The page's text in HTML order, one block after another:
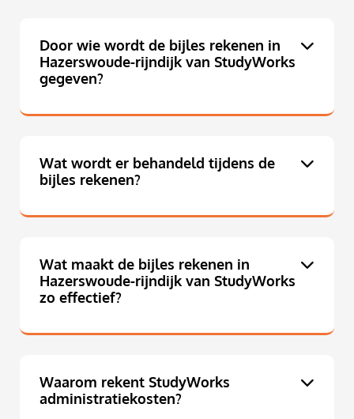
Door wie wordt de bijles rekenen in
Hazerswoude-rijndijk van StudyWorks
gegeven?
Wat wordt er behandeld tijdens de
bijles rekenen?
Wat maakt de bijles rekenen in
Hazerswoude-rijndijk van StudyWorks
zo effectief?
Waarom rekent StudyWorks
administratiekosten?